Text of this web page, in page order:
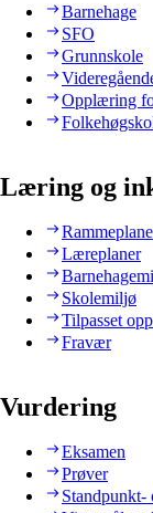
Barnehage
SFO
Grunnskole
Opplæring
Læring og
Læreplaner
Skolemiljø
Tilpasset
Fravær
Vurdering
Eksamen
Prøver
Standpunkt-